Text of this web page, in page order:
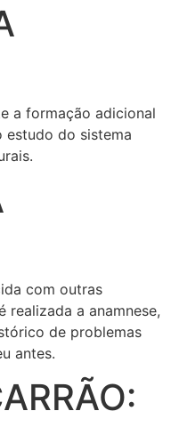
a formação adicional
estudo do sistema
com outras
realizada a anamnese,
de problemas
antes.